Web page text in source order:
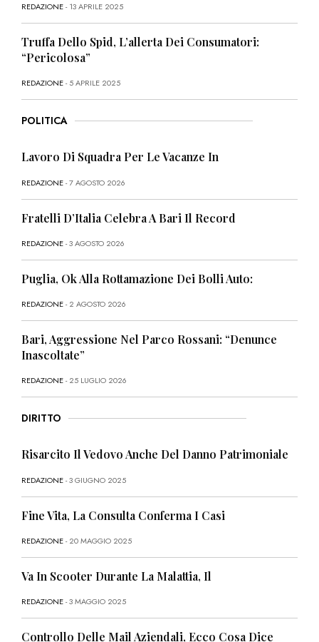
REDAZIONE- 13 APRILE 2025
Truffa Dello Spid, L’allerta Dei Consumatori:
“Pericolosa”
REDAZIONE- 5 APRILE 2025
POLITICA
Lavoro Di Squadra Per Le Vacanze In
REDAZIONE- 7 AGOSTO 2026
Fratelli D’Italia Celebra A Bari Il Record
REDAZIONE- 3 AGOSTO 2026
Puglia, Ok Alla Rottamazione Dei Bolli Auto:
REDAZIONE- 2 AGOSTO 2026
Bari, Aggressione Nel Parco Rossani: “Denunce
Inascoltate”
REDAZIONE- 25 LUGLIO 2026
DIRITTO
Risarcito Il Vedovo Anche Del Danno Patrimoniale
REDAZIONE- 3 GIUGNO 2025
Fine Vita, La Consulta Conferma I Casi
REDAZIONE- 20 MAGGIO 2025
Va In Scooter Durante La Malattia, Il
REDAZIONE- 3 MAGGIO 2025
Controllo Delle Mail Aziendali, Ecco Cosa Dice